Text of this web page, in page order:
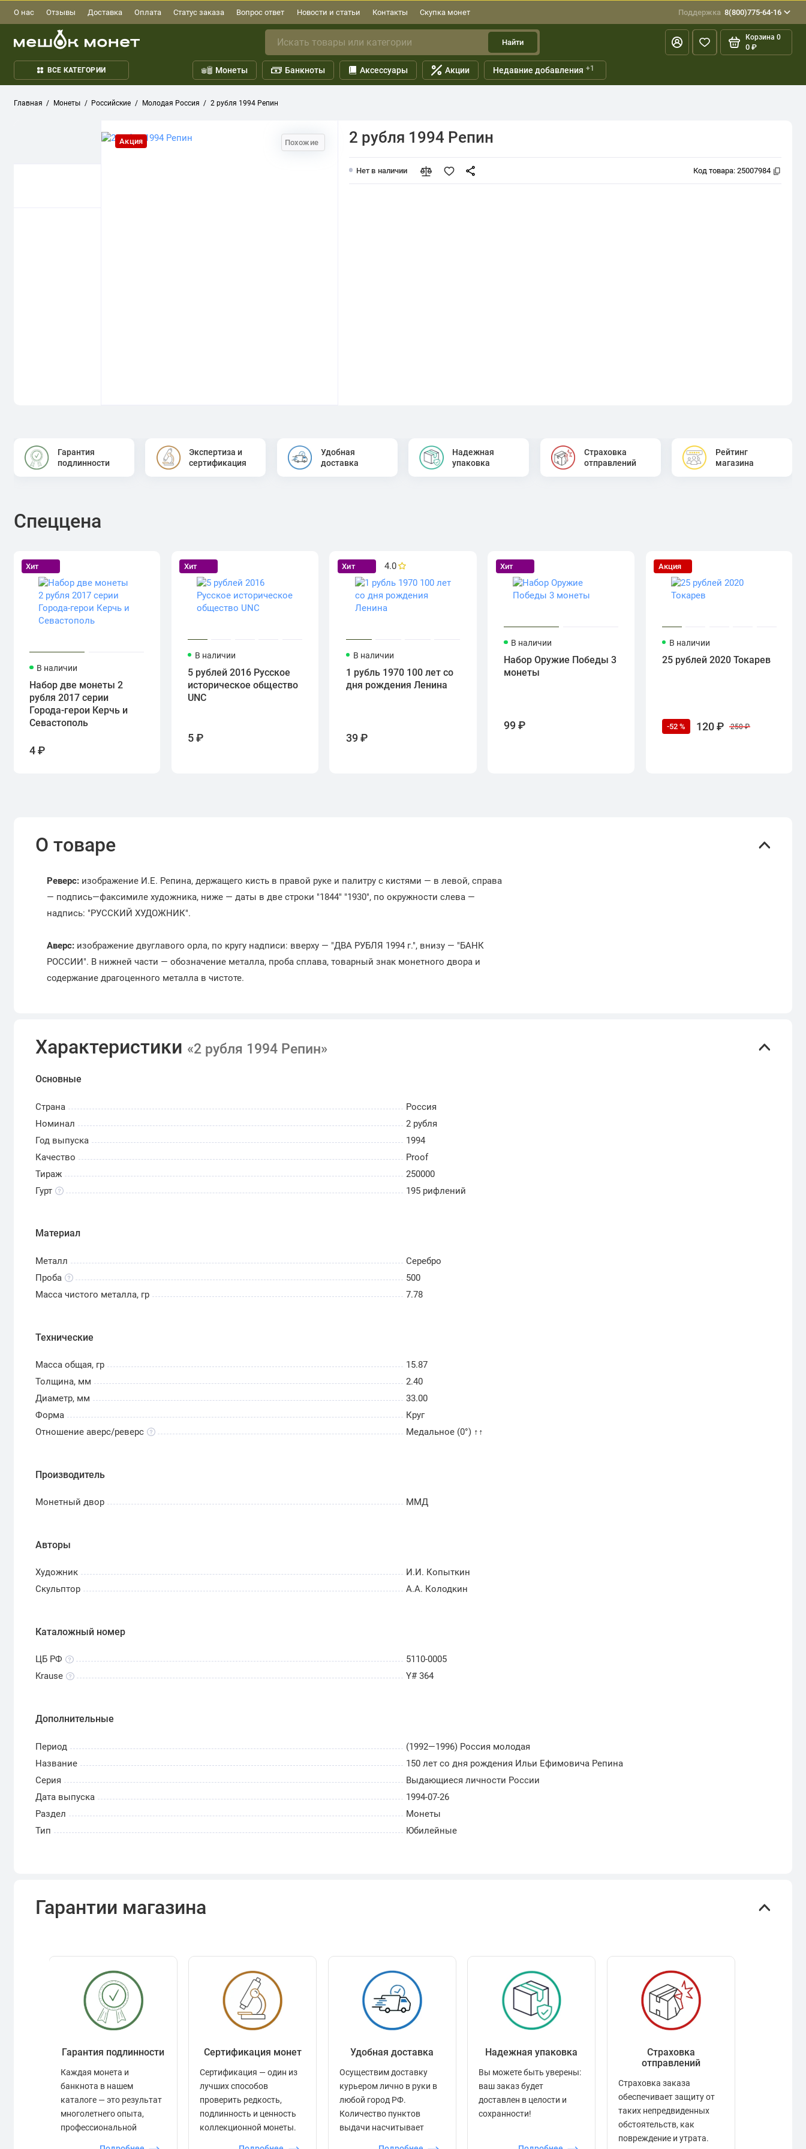
О нас Отзывы Доставка Оплата Статус заказа Вопрос ответ Новости и статьи Контакты Скупка монет Поддержка 8(800)775-64-16
Найти
Корзина 0
0 ₽
ВСЕ КАТЕГОРИИ Монеты Банкноты Аксессуары Акции Недавние добавления +1
Главная Монеты Российские Молодая Россия 2 рубля 1994 Репин
Похожие
Акция 2 рубля 1994 Репин
Нет в наличии Код товара: 25007984
Гарантия
подлинности
Экспертиза и
сертификация
Удобная
доставка
Надежная
упаковка
Страховка
отправлений
Рейтинг
магазина
Спеццена
Хит
В наличии
Набор две монеты 2
рубля 2017 серии
Города-герои Керчь и
Севастополь
4 ₽
Хит
В наличии
5 рублей 2016 Русское
историческое общество
UNC
5 ₽
Хит 4.0
В наличии
1 рубль 1970 100 лет со
дня рождения Ленина
39 ₽
Хит
В наличии
Набор Оружие Победы 3
монеты
99 ₽
Акция
В наличии
25 рублей 2020 Токарев
-52 % 120 ₽ 250 ₽
О товаре
Реверс:изображение И.Е. Репина, держащего кисть в правой руке и палитру с кистями — в левой, справа
— подпись—факсимиле художника, ниже — даты в две строки "1844" "1930", по окружности слева —
надпись: "РУССКИЙ ХУДОЖНИК".
Аверс:изображение двуглавого орла, по кругу надписи: вверху — "ДВА РУБЛЯ 1994 г.", внизу — "БАНК
РОССИИ". В нижней части — обозначение металла, проба сплава, товарный знак монетного двора и
содержание драгоценного металла в чистоте.
Характеристики «2 рубля 1994 Репин»
Основные
Страна
Россия
Номинал
2 рубля
Год выпуска
1994
Качество
Proof
Тираж
250000
Гурт
195 рифлений
Материал
Металл
Серебро
Проба
500
Масса чистого металла, гр
7.78
Технические
Масса общая, гр
15.87
Толщина, мм
2.40
Диаметр, мм
33.00
Форма
Круг
Отношение аверс/реверс
Медальное (0°) ↑↑
Производитель
Монетный двор ММД
Авторы
Художник
И.И. Копыткин
Скульптор
А.А. Колодкин
Каталожный номер
ЦБ РФ
5110-0005
Krause
Y# 364
Дополнительные
Период
(1992—1996) Россия молодая
Название
150 лет со дня рождения Ильи Ефимовича Репина
Серия
Выдающиеся личности России
Дата выпуска
1994-07-26
Раздел
Монеты
Тип
Юбилейные
Гарантии магазина
Гарантия подлинности
Каждая монета и
банкнота в нашем
каталоге — это результат
многолетнего опыта,
профессиональной
Сертификация монет
Сертификация — один из
лучших способов
проверить редкость,
подлинность и ценность
коллекционной монеты.
Удобная доставка
Осуществим доставку
курьером лично в руки в
любой город РФ.
Количество пунктов
выдачи насчитывает
Надежная упаковка
Вы можете быть уверены:
ваш заказ будет
доставлен в целости и
сохранности!
Страховка
отправлений
Страховка заказа
обеспечивает защиту от
таких непредвиденных
обстоятельств, как
повреждение и утрата.